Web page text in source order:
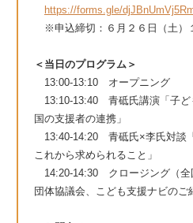
https://forms.gle/
※申込締切：６月２６日（土）
＜当日のプログラム＞
13:00-13:10 オープニング
13:10-13:40 青砥氏講演「子ど
国の支援者の連携」
13:40-14:20 青砥氏×李氏対談
これから求められること」
14:20-14:30 クロージング（全
団体協議会、こども支援ナビのご